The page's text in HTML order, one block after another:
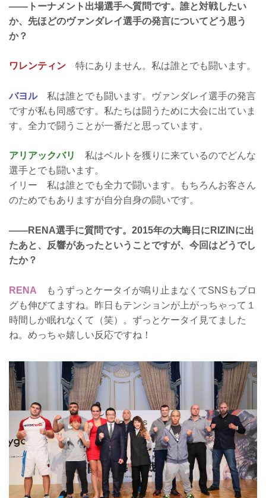
——トーナメント出場選手へ質問です。誰と対戦したい
か、先ほどのヴァンダレイ選手の発言についてどう思う
か？
ワレンティン 特にありません。私は誰とでも闘います。
バヨル私は誰とでも闘います。ヴァンダレイ選手の発言
ですが私も同感です。私たちは闘うために大会に出ていま
す。全力で闘うことが一番だと思っています。
アリアックバリ
私はベルトを獲りに来ているのでどんな
選手とでも闘います。
イリー 私は誰とでも全力で闘います。もちろんお客さん
のためでもありますが自分自身の闘いです。
——RENA選手に質問です。2015年の大晦日にRIZINに出
たあと、反響があったということですが、今回はどうでし
たか？
RENA もうずっとケータイが鳴り止まなくてSNSもブロ
グも伸びてますね。昨日もテンションが上がっちゃって１
時間しか眠れなくて（笑）。ずっとケータイ見てました
ね。めっちゃ嬉しい反応ですね！